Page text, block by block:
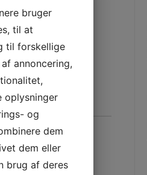
bruger
til at
til forskellige
annoncering,
oplysninger
og
dem
dem eller
brug af deres